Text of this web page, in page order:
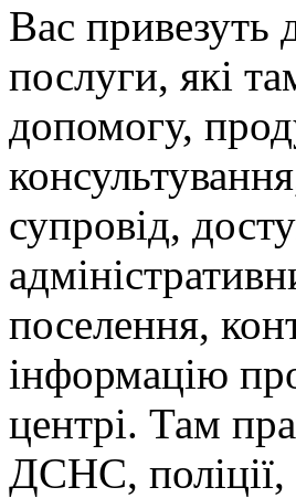
Вас привезуть
послуги, які
допомогу,
супровід,
поселення,
інформацію
центрі. Там
ДСНС, поліції,